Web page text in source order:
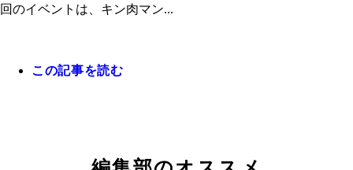
回のイベントは、キン肉マン...
この記事を読む